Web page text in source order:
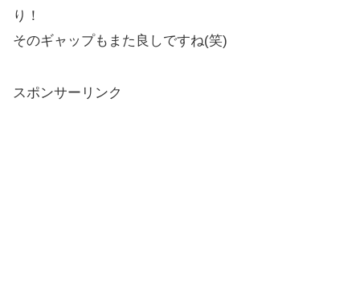
り！
そのギャップもまた良しですね(笑)
スポンサーリンク